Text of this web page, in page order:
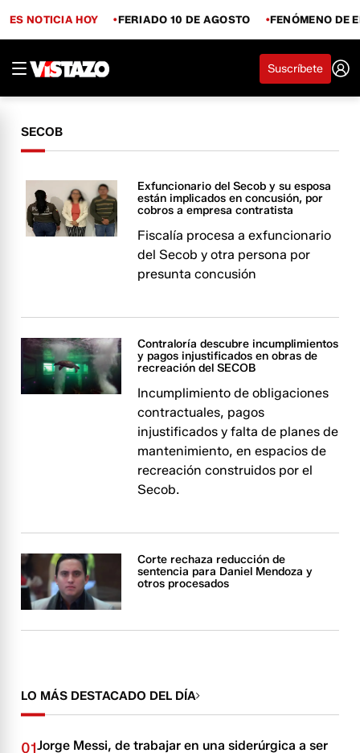
ES NOTICIA HOY FERIADO 10 DE AGOSTO FENÓMENO DE
Suscríbete
SECOB
Exfuncionario del Secob y su esposa
están implicados en concusión, por
cobros a empresa contratista
Fiscalía procesa a exfuncionario
del Secob y otra persona por
presunta concusión
Contraloría descubre incumplimientos
y pagos injustificados en obras de
recreación del SECOB
Incumplimiento de obligaciones
contractuales, pagos
injustificados y falta de planes de
mantenimiento, en espacios de
recreación construidos por el
Secob.
Corte rechaza reducción de
sentencia para Daniel Mendoza y
otros procesados
LO MÁS DESTACADO DEL DÍA
01Jorge Messi, de trabajar en una siderúrgica a ser